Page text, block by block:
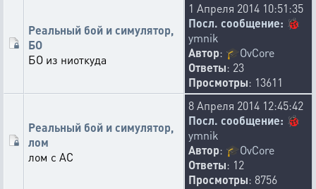
Реальный бой и симулятор,
БО
БО из ниоткуда
1 Апреля 2014 10:51:35
Посл. сообщение: 🐞
ymnik
Автор: 🎓OvCore
Ответы: 23
Просмотры: 13611
Реальный бой и симулятор,
лом
лом с АС
8 Апреля 2014 12:45:42
Посл. сообщение: 🐞
ymnik
Автор: 🎓OvCore
Ответы: 12
Просмотры: 8756